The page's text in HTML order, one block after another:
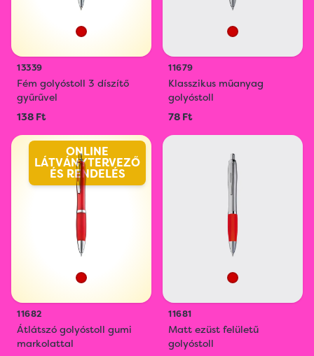
13339
Fém golyóstoll 3 díszítő
gyűrűvel
138 Ft
11679
Klasszikus műanyag
golyóstoll
78 Ft
ONLINE
LÁTVÁNYTERVEZŐ
ÉS RENDELÉS
11682
Átlátszó golyóstoll gumi
markolattal
11681
Matt ezüst felületű
golyóstoll